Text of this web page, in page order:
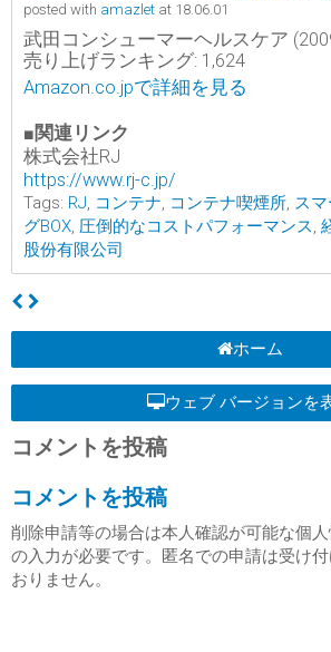
posted with amazlet at 18.06.01
武田コンシューマーヘルスケア
売り上げランキング: 1,624
Amazon.co.jpで詳細を見る
■関連リンク
株式会社RJ
https://www.rj-c.jp/
Tags: RJ, コンテナ, コンテナ喫煙所, ス
グBOX, 圧倒的なコストパフォーマンス,
股份有限公司
ホーム
ウェブ バージョンを
コメントを投稿
コメントを投稿
削除申請等の場合は本人確認が可能な個
の入力が必要です。匿名での申請は受け付
おりません。